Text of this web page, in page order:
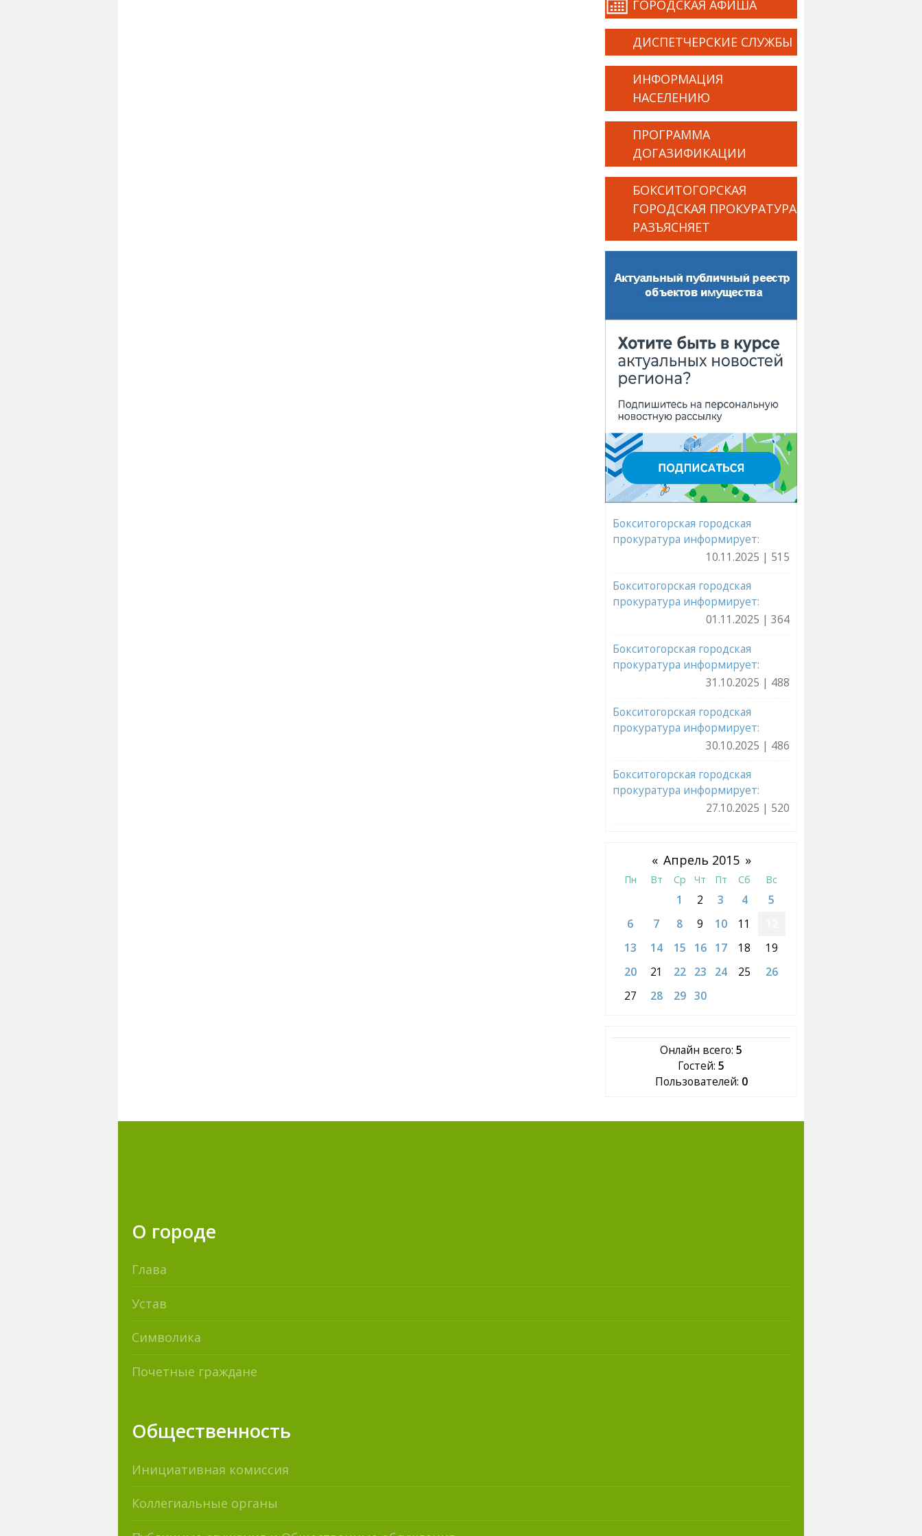
ГОРОДСКАЯ АФИША
ДИСПЕТЧЕРСКИЕ СЛУЖБЫ
ИНФОРМАЦИЯ
НАСЕЛЕНИЮ
ПРОГРАММА
ДОГАЗИФИКАЦИИ
БОКСИТОГОРСКАЯ
ГОРОДСКАЯ ПРОКУРАТУРА
РАЗЪЯСНЯЕТ
Бокситогорская городская
прокуратура информирует:
10.11.2025 | 515
Бокситогорская городская
прокуратура информирует:
01.11.2025 | 364
Бокситогорская городская
прокуратура информирует:
31.10.2025 | 488
Бокситогорская городская
прокуратура информирует:
30.10.2025 | 486
Бокситогорская городская
прокуратура информирует:
27.10.2025 | 520
« Апрель 2015 »
Пн Вт Ср Чт Пт Сб Вс
1 2 3 4
5
6
7 8 9 10 11
13
14 15 16 17 18
19
20
21 22 23 24 25
26
27
28 29 30
Онлайн всего: 5
Гостей: 5
Пользователей: 0
О городе
Глава
Устав
Символика
Почетные граждане
Общественность
Инициативная комиссия
Коллегиальные органы